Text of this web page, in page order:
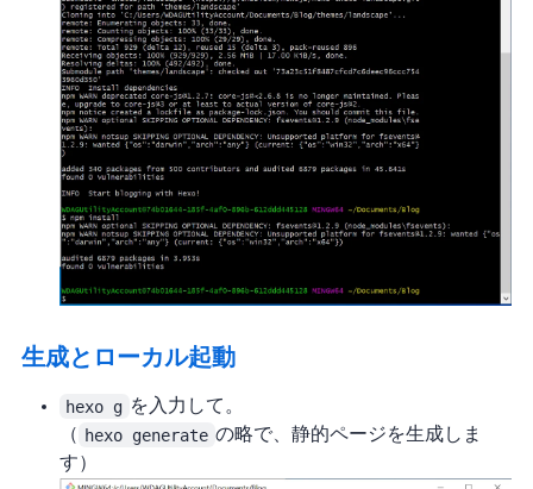
生成とローカル起動
hexo g を入力してEnter。
（ hexo generate の略で、静的ページを生成しま
す）